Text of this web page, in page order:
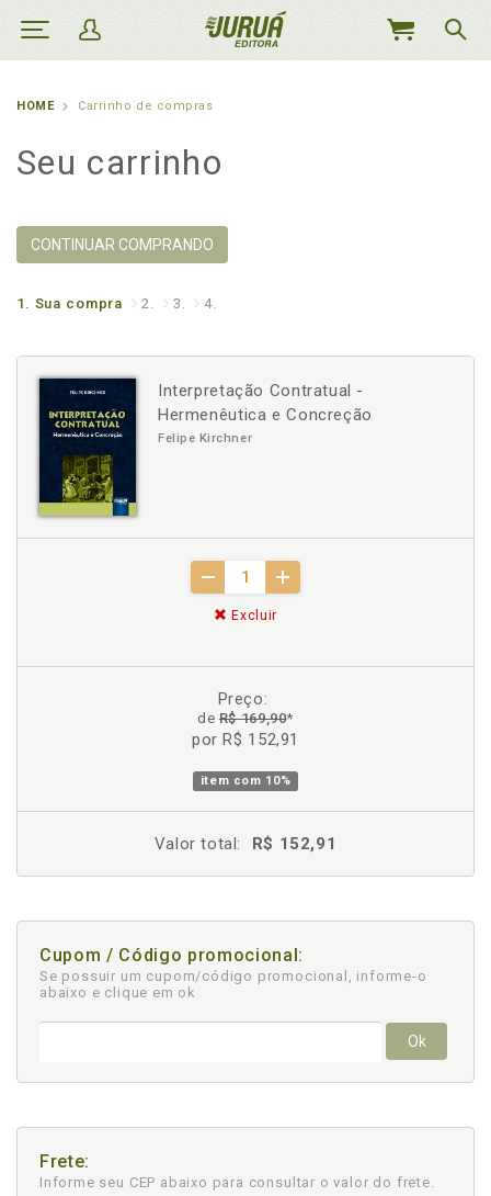
MEU
HOME Carrinho de compras
Seu carrinho
CONTINUAR COMPRANDO
1. Sua compra 2. 3. 4.
Interpretação Contratual -
Hermenêutica e Concreção
Felipe Kirchner
Excluir
Preço:
deR$ 169,90*
por R$ 152,91
item com 10%
Valor total: R$ 152,91
Cupom / Código promocional:
Se possuir um cupom/código promocional, informe-o
abaixo e clique em ok
Ok
Frete:
Informe seu CEP abaixo para consultar o valor do frete.